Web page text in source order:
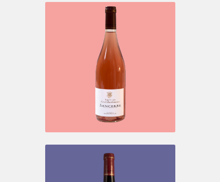
BLANCHE
Vins rosés